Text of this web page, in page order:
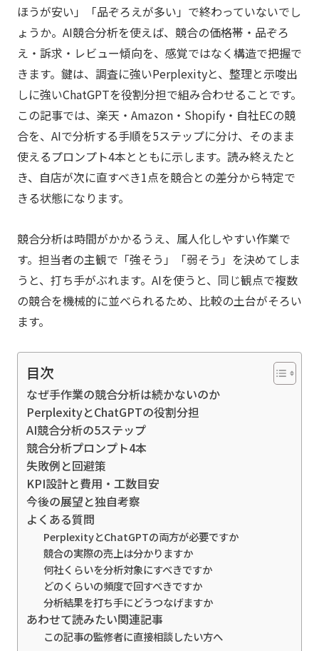
ほうが安い」「品ぞろえが多い」で終わっていないでし
ょうか。AI競合分析を使えば、競合の価格帯・品ぞろ
え・訴求・レビュー傾向を、感覚ではなく構造で把握で
きます。鍵は、調査に強いPerplexityと、整理と示唆出
しに強いChatGPTを役割分担で組み合わせることです。
この記事では、楽天・Amazon・Shopify・自社ECの競
合を、AIで分析する手順を5ステップに分け、そのまま
使えるプロンプト4本とともに示します。読み終えたと
き、自店が次に直すべき1点を競合との差分から特定で
きる状態になります。
競合分析は時間がかかるうえ、属人化しやすい作業で
す。担当者の主観で「強そう」「弱そう」を決めてしま
うと、打ち手がぶれます。AIを使うと、同じ観点で複数
の競合を機械的に並べられるため、比較の土台がそろい
ます。
目次
なぜ手作業の競合分析は続かないのか
PerplexityとChatGPTの役割分担
AI競合分析の5ステップ
競合分析プロンプト4本
失敗例と回避策
KPI設計と費用・工数目安
今後の展望と独自考察
よくある質問
PerplexityとChatGPTの両方が必要ですか
競合の実際の売上は分かりますか
何社くらいを分析対象にすべきですか
どのくらいの頻度で回すべきですか
分析結果を打ち手にどうつなげますか
あわせて読みたい関連記事
この記事の監修者に直接相談したい方へ